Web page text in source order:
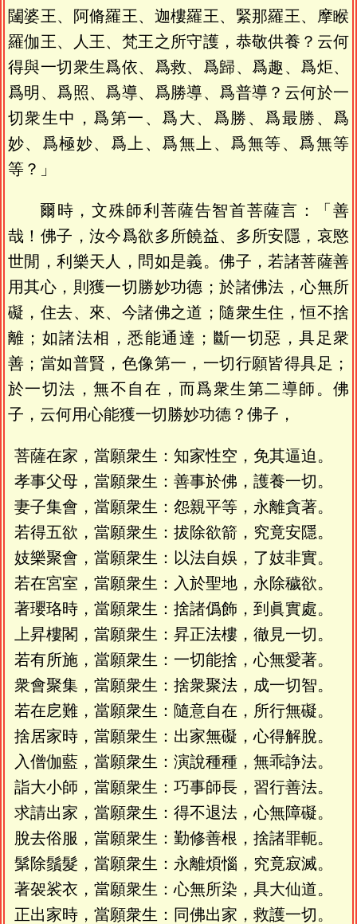
闥婆王、阿脩羅王、迦樓羅王、緊那羅王、摩睺
羅伽王、人王、梵王之所守護，恭敬供養？云何
得與一切衆生爲依、爲救、爲歸、爲趣、爲炬、
爲明、爲照、爲導、爲勝導、爲普導？云何於一
切衆生中，爲第一、爲大、爲勝、爲最勝、爲
妙、爲極妙、爲上、爲無上、爲無等、爲無等
等？」
爾時，文殊師利菩薩告智首菩薩言：「善
哉！佛子，汝今爲欲多所饒益、多所安隱，哀愍
世閒，利樂天人，問如是義。佛子，若諸菩薩善
用其心，則獲一切勝妙功德；於諸佛法，心無所
礙，住去、來、今諸佛之道；隨衆生住，恒不捨
離；如諸法相，悉能通達；斷一切惡，具足衆
善；當如普賢，色像第一，一切行願皆得具足；
於一切法，無不自在，而爲衆生第二導師。佛
子，云何用心能獲一切勝妙功德？佛子，
菩薩在家，當願衆生：知家性空，免其逼迫。
孝事父母，當願衆生：善事於佛，護養一切。
妻子集會，當願衆生：怨親平等，永離貪著。
若得五欲，當願衆生：拔除欲箭，究竟安隱。
妓樂聚會，當願衆生：以法自娛，了妓非實。
若在宮室，當願衆生：入於聖地，永除穢欲。
著瓔珞時，當願衆生：捨諸僞飾，到眞實處。
上昇樓閣，當願衆生：昇正法樓，徹見一切。
若有所施，當願衆生：一切能捨，心無愛著。
衆會聚集，當願衆生：捨衆聚法，成一切智。
若在戹難，當願衆生：隨意自在，所行無礙。
捨居家時，當願衆生：出家無礙，心得解脫。
入僧伽藍，當願衆生：演說種種，無乖諍法。
詣大小師，當願衆生：巧事師長，習行善法。
求請出家，當願衆生：得不退法，心無障礙。
脫去俗服，當願衆生：勤修善根，捨諸罪軛。
鬀除鬚髮，當願衆生：永離煩惱，究竟寂滅。
著袈裟衣，當願衆生：心無所染，具大仙道。
正出家時，當願衆生：同佛出家，救護一切。